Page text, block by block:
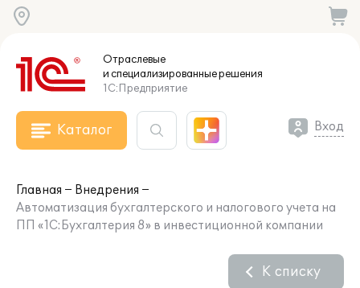
Отраслевые
и специализированныерешения
1С:Предприятие
Каталог Вход
Главная
Внедрения
Автоматизация бухгалтерского и налогового учета на
ПП «1С:Бухгалтерия 8» в инвестиционной компании
К списку